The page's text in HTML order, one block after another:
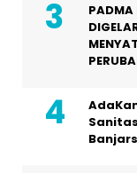
PADMA